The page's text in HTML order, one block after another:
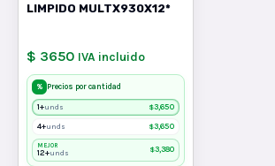
LIMPIDO MULTX930X12*
$ 3650 IVA incluido
% Precios por cantidad
1+unds $3,650
4+unds $3,650
MEJOR
12+unds $3,380